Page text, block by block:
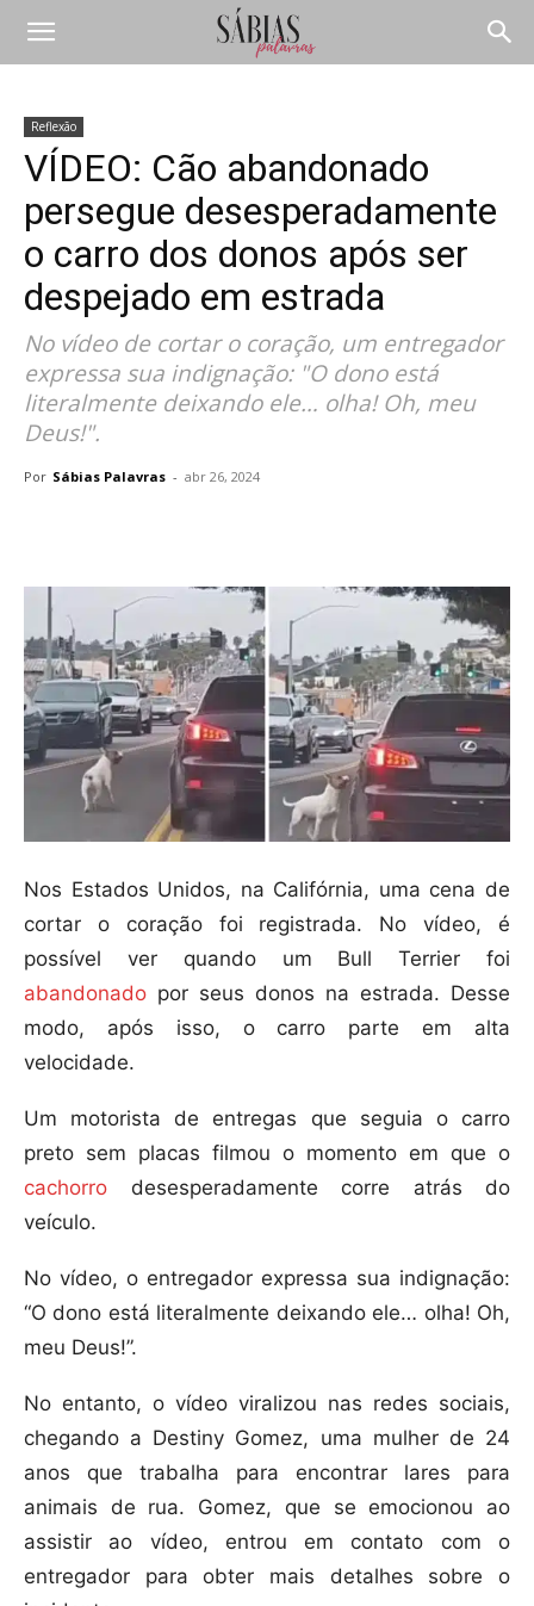
Reflexão
VÍDEO: Cão abandonado
persegue desesperadamente
o carro dos donos após ser
despejado em estrada
No vídeo de cortar o coração, um entregador
expressa sua indignação: "O dono está
literalmente deixando ele… olha! Oh, meu
Deus!".
Por Sábias Palavras - abr 26, 2024
Nos Estados Unidos, na Califórnia, uma cena de
cortar o coração foi registrada. No vídeo, é
possível ver quando um Bull Terrier foi
abandonado por seus donos na estrada. Desse
modo, após isso, o carro parte em alta
velocidade.
Um motorista de entregas que seguia o carro
preto sem placas filmou o momento em que o
cachorro desesperadamente corre atrás do
veículo.
No vídeo, o entregador expressa sua indignação:
“O dono está literalmente deixando ele… olha! Oh,
meu Deus!”.
No entanto, o vídeo viralizou nas redes sociais,
chegando a Destiny Gomez, uma mulher de 24
anos que trabalha para encontrar lares para
animais de rua. Gomez, que se emocionou ao
assistir ao vídeo, entrou em contato com o
entregador para obter mais detalhes sobre o